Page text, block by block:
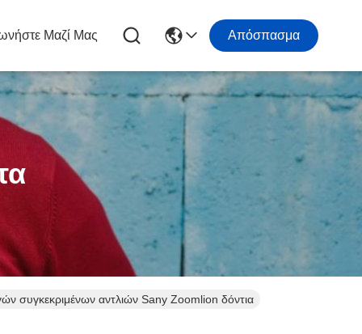
Μαζί Μας Απόσπασμα
συγκεκριμένων αντλιών Sany Zoomlion δόντια